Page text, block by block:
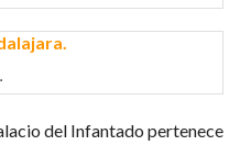
del Infantado pertenece